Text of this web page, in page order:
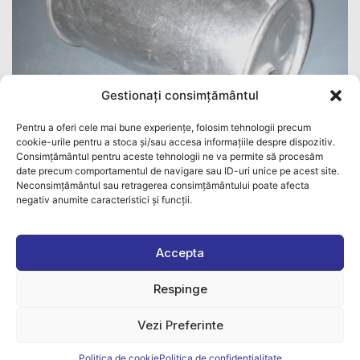
Gestionați consimțământul
Pentru a oferi cele mai bune experiențe, folosim tehnologii precum
cookie-urile pentru a stoca și/sau accesa informațiile despre dispozitiv.
Consimțământul pentru aceste tehnologii ne va permite să procesăm
date precum comportamentul de navigare sau ID-uri unice pe acest site.
Neconsimțământul sau retragerea consimțământului poate afecta
negativ anumite caracteristici și funcții.
Accepta
Respinge
Vezi Preferinte
Cod Bosal: 248016
Tobă finală
Diametru exterior: 170 mm
Diametru țeavă: 48 mm